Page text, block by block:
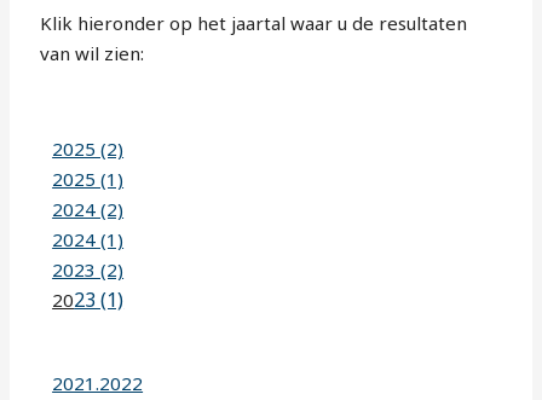
Klik hieronder op het jaartal waar u de resultaten
van wil zien:
2025 (2)
2025 (1)
2024 (2)
2024 (1)
2023 (2)
2023 (1)
2021.2022